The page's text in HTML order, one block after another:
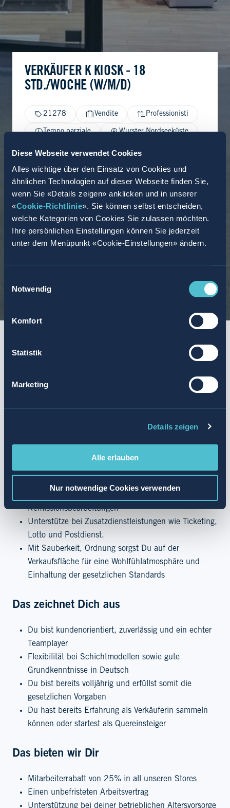
Diese Webseite verwendet Cookies
Alles wichtige über den Einsatz von Cookies und
ähnlichen Technologien auf dieser Webseite finden Sie,
wenn Sie «Details zeigen» anklicken und in unserer
«Cookie-Richtlinie». Sie können selbst entscheiden,
welche Kategorien von Cookies Sie zulassen möchten.
Ihre persönlichen Einstellungen können Sie jederzeit
unter dem Menüpunkt «Cookie-Einstellungen» ändern.
Notwendig
Komfort
Statistik
Marketing
Details zeigen
Alle erlauben
Nur notwendige Cookies verwenden
VERKÄUFER K KIOSK - 18
STD./WOCHE (W/M/D)
21278 Vendite Professionisti
Tempo parziale Wurster Nordseeküste
03.07.2026
Werde Teil unseres Verkaufsteams in unserem Kiosk-
Nordseeküste.
Deine Aufgaben
sowie die Befüllung der Warenträger und
Remissionsbearbeitungen
Unterstütze bei Zusatzdienstleistungen wie Ticketing,
Lotto und Postdienst.
Mit Sauberkeit, Ordnung sorgst Du auf der
Verkaufsfläche für eine Wohlfühlatmosphäre und
Einhaltung der gesetzlichen Standards
Das zeichnet Dich aus
Du bist kundenorientiert, zuverlässig und ein echter
Teamplayer
Flexibilität bei Schichtmodellen sowie gute
Grundkenntnisse in Deutsch
Du bist bereits volljährig und erfüllst somit die
gesetzlichen Vorgaben
Du hast bereits Erfahrung als Verkäuferin sammeln
können oder startest als Quereinsteiger
Das bieten wir Dir
Mitarbeiterrabatt von 25% in all unseren Stores
Einen unbefristeten Arbeitsvertrag
Unterstützung bei deiner betrieblichen Altersvorsorge